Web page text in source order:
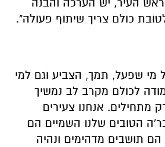
כולם צריך שיתוף פעולה".
מי שפעל, תמך, הצביע וגם למי
לכולם מקרב לב נמשיך
מתחילים. אנחנו צעירים
הטובים שלנו השמיים הם
הם תושבים מדהימים ונהיה